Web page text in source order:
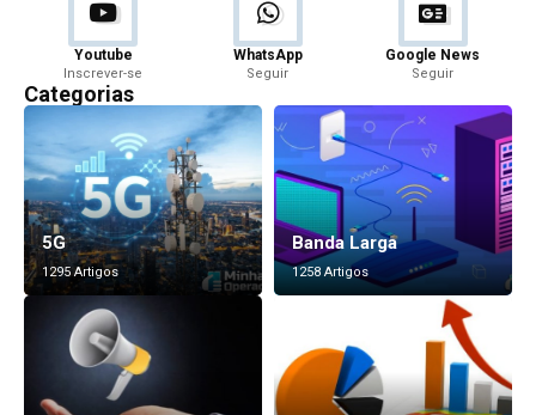
Youtube
Inscrever-se
WhatsApp
Seguir
Google News
Seguir
Categorias
5G
1295 Artigos
Banda Larga
1258 Artigos